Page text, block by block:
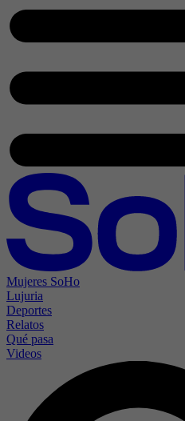
Mujeres SoHo
Lujuria
Deportes
Relatos
Qué pasa
Videos